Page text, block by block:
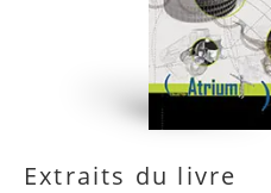
Extraits du livre